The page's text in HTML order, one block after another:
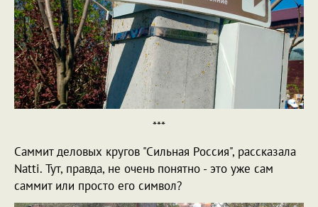
***
Саммит деловых кругов "Сильная Россия", рассказала
Natti. Тут, правда, не очень понятно - это уже сам
саммит или просто его символ?